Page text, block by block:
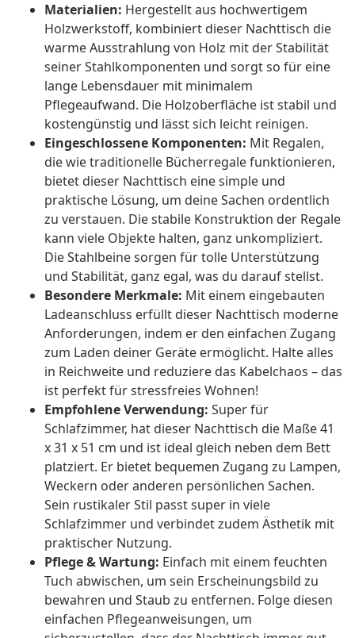
Materialien: Hergestellt aus hochwertigem
Holzwerkstoff, kombiniert dieser Nachttisch die
warme Ausstrahlung von Holz mit der Stabilität
seiner Stahlkomponenten und sorgt so für eine
lange Lebensdauer mit minimalem
Pflegeaufwand. Die Holzoberfläche ist stabil und
kostengünstig und lässt sich leicht reinigen.
Eingeschlossene Komponenten: Mit Regalen,
die wie traditionelle Bücherregale funktionieren,
bietet dieser Nachttisch eine simple und
praktische Lösung, um deine Sachen ordentlich
zu verstauen. Die stabile Konstruktion der Regale
kann viele Objekte halten, ganz unkompliziert.
Die Stahlbeine sorgen für tolle Unterstützung
und Stabilität, ganz egal, was du darauf stellst.
Besondere Merkmale: Mit einem eingebauten
Ladeanschluss erfüllt dieser Nachttisch moderne
Anforderungen, indem er den einfachen Zugang
zum Laden deiner Geräte ermöglicht. Halte alles
in Reichweite und reduziere das Kabelchaos – das
ist perfekt für stressfreies Wohnen!
Empfohlene Verwendung: Super für
Schlafzimmer, hat dieser Nachttisch die Maße 41
x 31 x 51 cm und ist ideal gleich neben dem Bett
platziert. Er bietet bequemen Zugang zu Lampen,
Weckern oder anderen persönlichen Sachen.
Sein rustikaler Stil passt super in viele
Schlafzimmer und verbindet zudem Ästhetik mit
praktischer Nutzung.
Pflege & Wartung: Einfach mit einem feuchten
Tuch abwischen, um sein Erscheinungsbild zu
bewahren und Staub zu entfernen. Folge diesen
einfachen Pflegeanweisungen, um